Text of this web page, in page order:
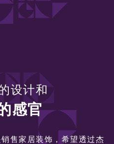
设计和
感官
售家居装饰，希望透过杰